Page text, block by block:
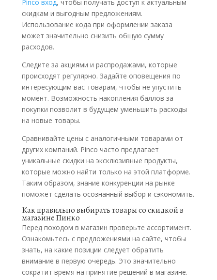
Pinco вход, чтобы получать доступ к актуальным
скидкам и выгодным предложениям.
Использование кода при оформлении заказа
может значительно снизить общую сумму
расходов.
Следите за акциями и распродажами, которые
происходят регулярно. Задайте оповещения по
интересующим вас товарам, чтобы не упустить
момент. Возможность накопления баллов за
покупки позволит в будущем уменьшить расходы
на новые товары.
Сравнивайте цены с аналогичными товарами от
других компаний. Pinco часто предлагает
уникальные скидки на эксклюзивные продукты,
которые можно найти только на этой платформе.
Таким образом, знание конкуренции на рынке
поможет сделать осознанный выбор и сэкономить.
Как правильно выбирать товары со скидкой в
магазине Пинко
Перед походом в магазин проверьте ассортимент.
Ознакомьтесь с предложениями на сайте, чтобы
знать, на какие позиции следует обратить
внимание в первую очередь. Это значительно
сократит время на принятие решений в магазине.